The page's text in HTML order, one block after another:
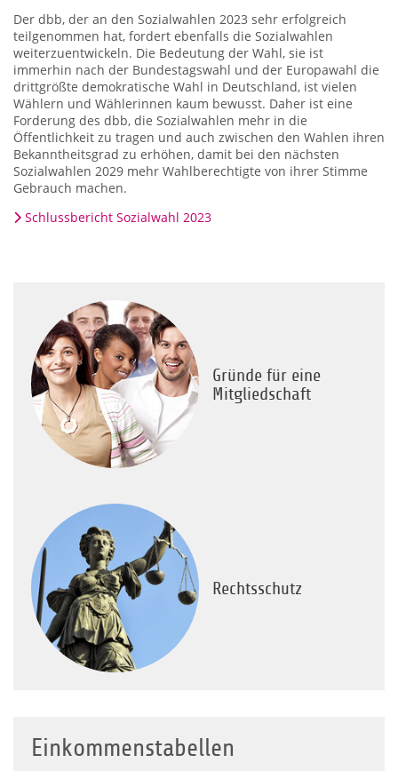
Der dbb, der an den Sozialwahlen 2023 sehr erfolgreich
teilgenommen hat, fordert ebenfalls die Sozialwahlen
weiterzuentwickeln. Die Bedeutung der Wahl, sie ist
immerhin nach der Bundestagswahl und der Europawahl die
drittgrößte demokratische Wahl in Deutschland, ist vielen
Wählern und Wählerinnen kaum bewusst. Daher ist eine
Forderung des dbb, die Sozialwahlen mehr in die
Öffentlichkeit zu tragen und auch zwischen den Wahlen ihren
Bekanntheitsgrad zu erhöhen, damit bei den nächsten
Sozialwahlen 2029 mehr Wahlberechtigte von ihrer Stimme
Gebrauch machen.
Schlussbericht Sozialwahl 2023
Gründe für eine
Mitgliedschaft
Rechtsschutz
Einkommenstabellen